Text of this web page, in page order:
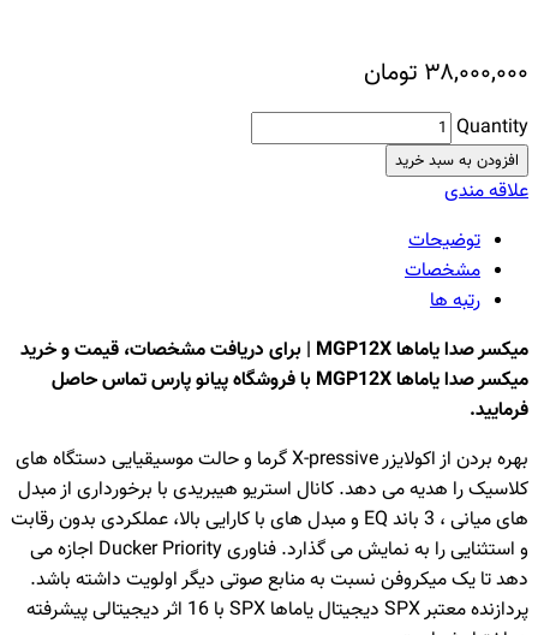
۳۸,۰۰۰,۰۰۰ تومان
Quantity
افزودن به سبد خرید
علاقه مندی
توضیحات
مشخصات
رتبه ها
میکسر صدا یاماها MGP12X | برای دریافت مشخصات، قیمت و خرید
میکسر صدا یاماها MGP12X با فروشگاه پیانو پارس تماس حاصل
فرمایید.
بهره بردن از اکولایزر X-pressive گرما و حالت موسیقیایی دستگاه های
کلاسیک را هدیه می دهد. کانال استریو هیبریدی با برخورداری از مبدل
های میانی ، 3 باند EQ و مبدل های با کارایی بالا، عملکردی بدون رقابت
و استثنایی را به نمایش می گذارد. فناوری Ducker Priority اجازه می
دهد تا یک میکروفن نسبت به منابع صوتی دیگر اولویت داشته باشد.
پردازنده معتبر SPX دیجیتال یاماها SPX با 16 اثر دیجیتالی پیشرفته